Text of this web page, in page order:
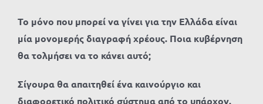
Το μόνο που μπορεί να γίνει για την Ελλάδα είναι
μία μονομερής διαγραφή χρέους. Ποια κυβέρνηση
θα τολμήσει να το κάνει αυτό;
Σίγουρα θα απαιτηθεί ένα καινούργιο και
διαφορετικό πολιτικό σύστημα από το υπάρχον.